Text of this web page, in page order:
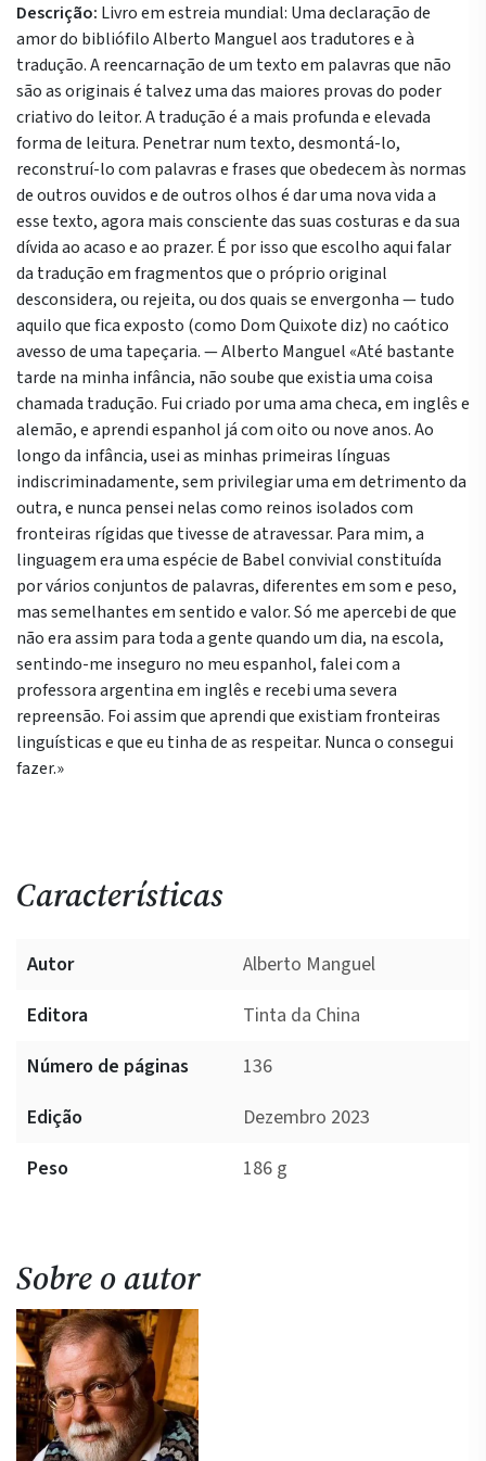
Descrição: Livro em estreia mundial: Uma declaração de
amor do bibliófilo Alberto Manguel aos tradutores e à
tradução. A reencarnação de um texto em palavras que não
são as originais é talvez uma das maiores provas do poder
criativo do leitor. A tradução é a mais profunda e elevada
forma de leitura. Penetrar num texto, desmontá-lo,
reconstruí-lo com palavras e frases que obedecem às normas
de outros ouvidos e de outros olhos é dar uma nova vida a
esse texto, agora mais consciente das suas costuras e da sua
dívida ao acaso e ao prazer. É por isso que escolho aqui falar
da tradução em fragmentos que o próprio original
desconsidera, ou rejeita, ou dos quais se envergonha — tudo
aquilo que fica exposto (como Dom Quixote diz) no caótico
avesso de uma tapeçaria. — Alberto Manguel «Até bastante
tarde na minha infância, não soube que existia uma coisa
chamada tradução. Fui criado por uma ama checa, em inglês e
alemão, e aprendi espanhol já com oito ou nove anos. Ao
longo da infância, usei as minhas primeiras línguas
indiscriminadamente, sem privilegiar uma em detrimento da
outra, e nunca pensei nelas como reinos isolados com
fronteiras rígidas que tivesse de atravessar. Para mim, a
linguagem era uma espécie de Babel convivial constituída
por vários conjuntos de palavras, diferentes em som e peso,
mas semelhantes em sentido e valor. Só me apercebi de que
não era assim para toda a gente quando um dia, na escola,
sentindo-me inseguro no meu espanhol, falei com a
professora argentina em inglês e recebi uma severa
repreensão. Foi assim que aprendi que existiam fronteiras
linguísticas e que eu tinha de as respeitar. Nunca o consegui
fazer.»
Características
Autor
Alberto Manguel
Editora
Tinta da China
Número de páginas
136
Edição
Dezembro 2023
Peso
186 g
Sobre o autor